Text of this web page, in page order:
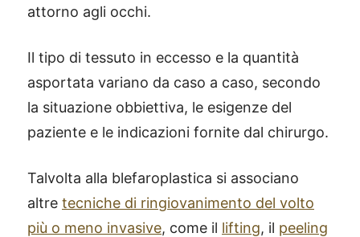
attorno agli occhi.
Il tipo di tessuto in eccesso e la quantità
asportata variano da caso a caso, secondo
la situazione obbiettiva, le esigenze del
paziente e le indicazioni fornite dal chirurgo.
Talvolta alla blefaroplastica si associano
altre tecniche di ringiovanimento del volto
più o meno invasive, come il lifting, il peeling